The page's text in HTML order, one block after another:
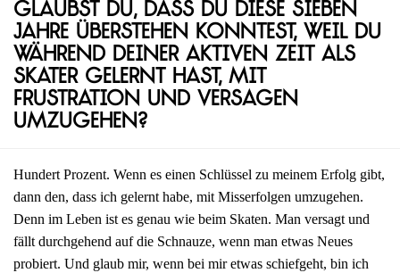
Glaubst du, dass du diese sieben
Jahre überstehen konntest, weil du
während deiner aktiven Zeit als
Skater gelernt hast, mit
Frustration und Versagen
umzugehen?
Hundert Prozent. Wenn es einen Schlüssel zu meinem Erfolg gibt,
dann den, dass ich gelernt habe, mit Misserfolgen umzugehen.
Denn im Leben ist es genau wie beim Skaten. Man versagt und
fällt durchgehend auf die Schnauze, wenn man etwas Neues
probiert. Und glaub mir, wenn bei mir etwas schiefgeht, bin ich